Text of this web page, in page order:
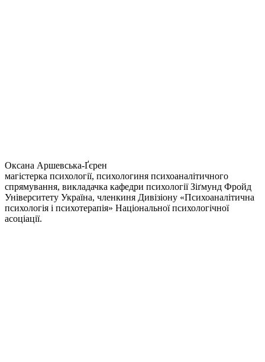
Оксана Аршевська-Ґєрен
магістерка психології, психологиня психоаналітичного
спрямування, викладачка кафедри психології Зіґмунд Фройд
Університету Україна, членкиня Дивізіону «Психоаналітична
психологія і психотерапія» Національної психологічної
асоціації.